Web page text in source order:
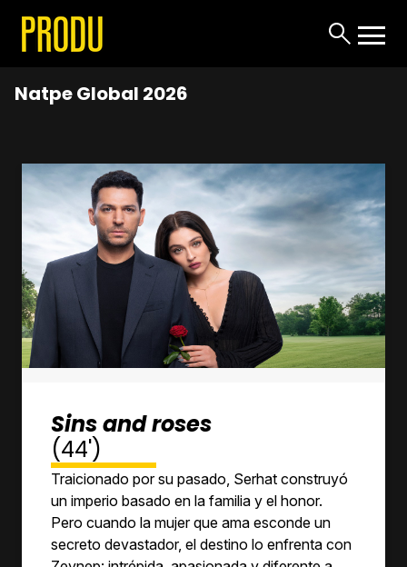
Natpe Global 2026
Sins and roses
(44')
Traicionado por su pasado, Serhat construyó
un imperio basado en la familia y el honor.
Pero cuando la mujer que ama esconde un
secreto devastador, el destino lo enfrenta con